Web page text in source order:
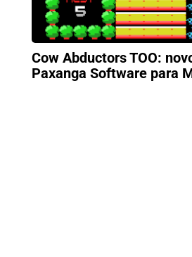
Cow Abductors TOO:
Paxanga Software para